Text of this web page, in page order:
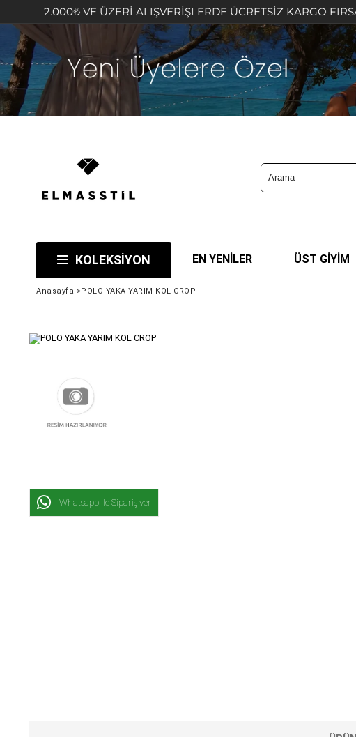
VE ÜZERİ ALIŞVERİŞLERDE ÜCRETSİZ KARGO FIRSATINI
KOLEKSİYON EN YENİLER ÜST GİYİM
Anasayfa >POLO YAKA YARIM KOL CROP
Whatsapp İle Sipariş ver